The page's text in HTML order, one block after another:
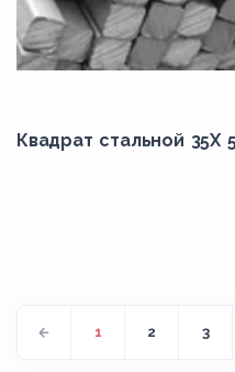
Квадрат стальной 35Х
1 2 3